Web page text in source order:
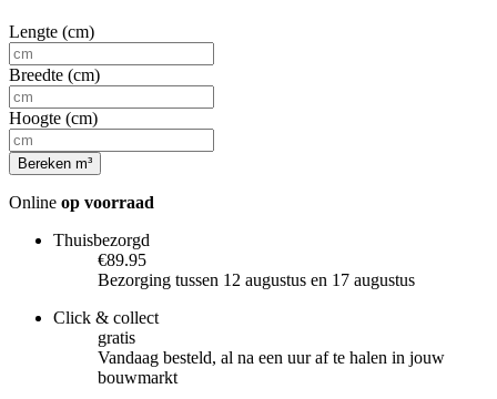
Lengte (cm)
Breedte (cm)
Hoogte (cm)
Bereken m³
Online op voorraad
Thuisbezorgd
€89.95
Bezorging tussen 12 augustus en 17 augustus
Click & collect
gratis
Vandaag besteld, al na een uur af te halen in jouw
bouwmarkt